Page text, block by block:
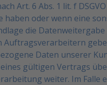
Art. 6 Abs. 1 lit. f
haben oder wenn eine
die
Auftragsverarbeitern
Daten unserer
gültigen Vertrags
weiter. Im Falle